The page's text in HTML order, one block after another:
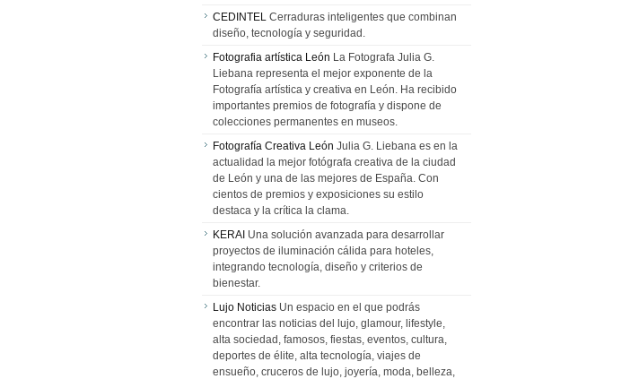
CEDINTEL Cerraduras inteligentes que combinan
diseño, tecnología y seguridad.
Fotografia artística León La Fotografa Julia G.
Liebana representa el mejor exponente de la
Fotografía artística y creativa en León. Ha recibido
importantes premios de fotografía y dispone de
colecciones permanentes en museos.
Fotografía Creativa León Julia G. Liebana es en la
actualidad la mejor fotógrafa creativa de la ciudad
de León y una de las mejores de España. Con
cientos de premios y exposiciones su estilo
destaca y la crítica la clama.
KERAI Una solución avanzada para desarrollar
proyectos de iluminación cálida para hoteles,
integrando tecnología, diseño y criterios de
bienestar.
Lujo Noticias Un espacio en el que podrás
encontrar las noticias del lujo, glamour, lifestyle,
alta sociedad, famosos, fiestas, eventos, cultura,
deportes de élite, alta tecnología, viajes de
ensueño, cruceros de lujo, joyería, moda, belleza,